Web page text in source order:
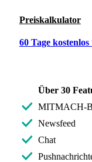
Preiskalkulator
60 Tage kostenlos
Über 30
MITMACH-
Newsfeed
Chat